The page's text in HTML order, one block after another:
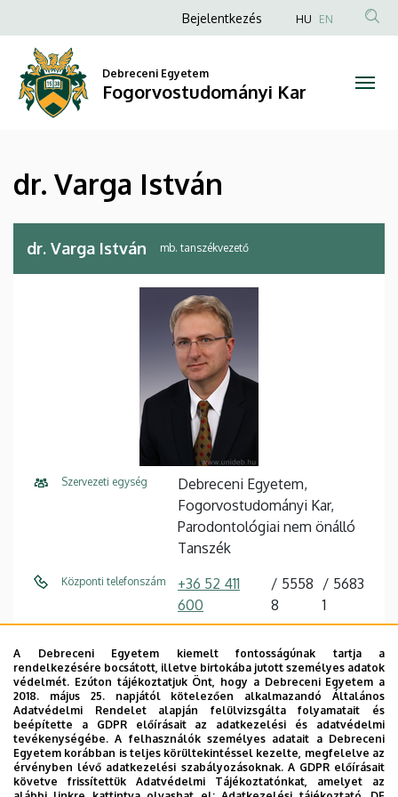
Varga
István
Fogorvostudományi
Kar
a
tartalomra
Anonim
fiók
menüje
Bejelentkezés HU EN
Debreceni Egyetem
Fogorvostudományi Kar
dr. Varga István
dr. Varga István mb. tanszékvezető
Szervezeti egység
Debreceni Egyetem,
Fogorvostudományi Kar,
Parodontológiai nem önálló
Tanszék
Központi telefonszám
+36 52 411
600
5558
8
5683
1
u
Cím
4032 Debrecen Nagyerdei
körút 98
Épület Fogászati Tömb
Emelet, ajtó 1. emelet, 2. emelet, 117, 221
A Debreceni Egyetem kiemelt fontosságúnak tartja a
rendelkezésére bocsátott, illetve birtokába jutott személyes adatok
védelmét. Ezúton tájékoztatjuk Önt, hogy a Debreceni Egyetem a
2018. május 25. napjától kötelezően alkalmazandó Általános
Adatvédelmi Rendelet alapján felülvizsgálta folyamatait és
beépítette a GDPR előírásait az adatkezelési és adatvédelmi
tevékenységébe. A felhasználók személyes adatait a Debreceni
Egyetem korábban is teljes körültekintéssel kezelte, megfelelve az
érvényben lévő adatkezelési szabályozásoknak. A GDPR előírásait
követve frissítettük Adatvédelmi Tájékoztatónkat, amelyet az